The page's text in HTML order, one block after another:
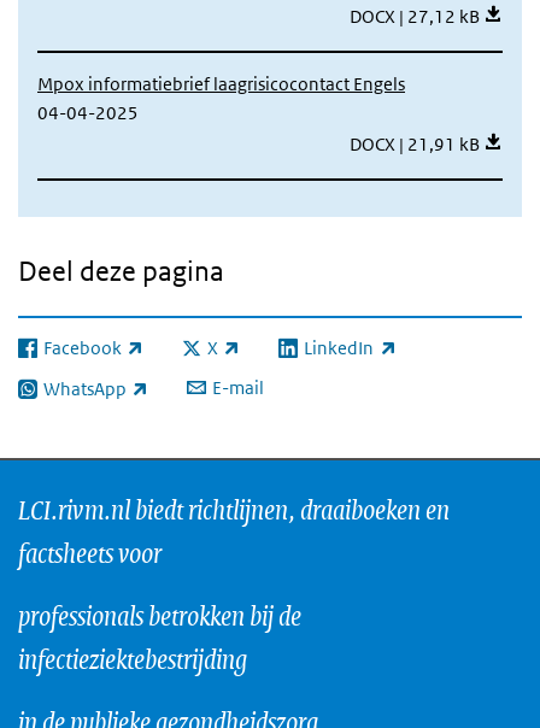
Mpox informatiebrief
DOCX | 27,12 kB
Mpox informatiebrief laagrisicocontact Engels
04-04-2025
Mpox informatiebrief
DOCX | 21,91 kB
Deel deze pagina
Facebook
(externe link) X
(externe link) LinkedIn
(externe link)
WhatsApp
(externe link) E-mail
LCI.rivm.nl biedt richtlijnen, draaiboeken en
factsheets voor
professionals betrokken bij de
infectieziektebestrijding